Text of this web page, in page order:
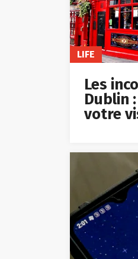
LIFE
Les
Dublin
votre